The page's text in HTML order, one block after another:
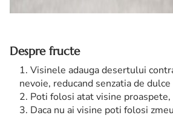
Despre fructe
Visinele adauga desertului
nevoie, reducand senzatia de dulce
Poti folosi atat visine
Daca nu ai visine poti folosi